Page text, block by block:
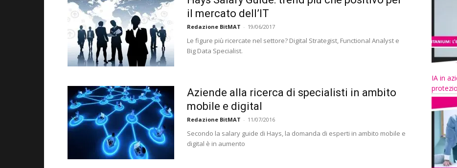
il mercato dell’IT
Redazione BitMAT - 19/06/2017
Le figure più ricercate nel settore? Digital Strategist, Functional Analyst e
Big Data Specialist.
Aziende alla ricerca di specialisti in ambito
mobile e digital
Redazione BitMAT - 11/07/2016
Secondo la salary guide di Hays, la domanda di esperti in ambito mobile e
digital è in aumento
IA in